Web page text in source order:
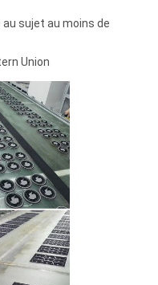
au sujet au moins de
Union